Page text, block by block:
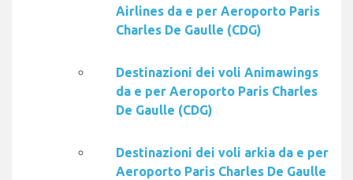
Airlines da e per Aeroporto Paris
Charles De Gaulle (CDG)
Destinazioni dei voli Animawings
da e per Aeroporto Paris Charles
De Gaulle (CDG)
Destinazioni dei voli arkia da e per
Aeroporto Paris Charles De Gaulle